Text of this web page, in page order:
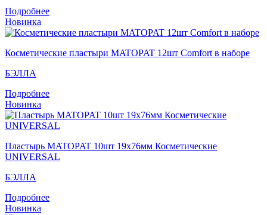
Подробнее
Новинка
Косметические пластыри MATOPAT 12шт Comfort в наборе
БЭЛЛА
Подробнее
Новинка
Пластырь MATOPAT 10шт 19х76мм Косметические
UNIVERSAL
БЭЛЛА
Подробнее
Новинка